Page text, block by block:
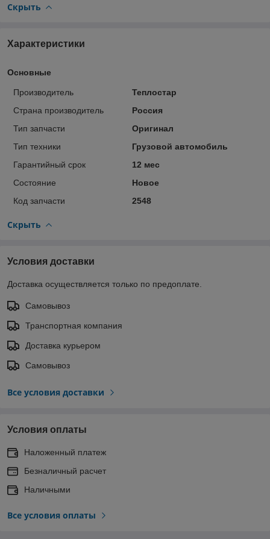
Скрыть
Характеристики
Основные
Производитель
Теплостар
Страна производитель
Россия
Тип запчасти
Оригинал
Тип техники
Грузовой автомобиль
Гарантийный срок
12 мес
Состояние
Новое
Код запчасти
2548
Скрыть
Условия доставки
Доставка осуществляется только по предоплате.
Самовывоз
Транспортная компания
Доставка курьером
Самовывоз
Все условия доставки
Условия оплаты
Наложенный платеж
Безналичный расчет
Наличными
Все условия оплаты